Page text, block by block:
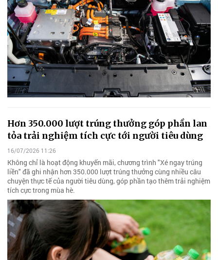
Hơn 350.000 lượt trúng thưởng góp phần lan
tỏa trải nghiệm tích cực tới người tiêu dùng
16/07/2026 11:26
Không chỉ là hoạt động khuyến mãi, chương trình "Xé ngay trúng
liền" đã ghi nhận hơn 350.000 lượt trúng thưởng cùng nhiều câu
chuyện thực tế của người tiêu dùng, góp phần tạo thêm trải nghiệm
tích cực trong mùa hè.